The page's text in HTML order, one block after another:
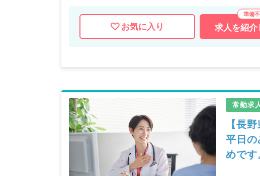
お気に入り 求人を紹介
常勤求
【長
平日
めです